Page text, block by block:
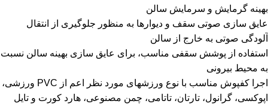
بهینه گرمایش و سرمایش سالن
عایق سازی صوتی سقف و دیوارها به منظور جلوگیری از انتقال
آلودگی صوتی به خارج از سالن
استفاده از پوشش سقفی مناسب، برای عایق سازی بهینه سالن نسبت
به محیط بیرونی
اجرا کفپوش مناسب با نوع ورزشهای مورد نظر اعم از PVC ورزشی،
اپوکسی، گرانول، تارتان، تاتامی، چمن مصنوعی، هارد کورت و تایل